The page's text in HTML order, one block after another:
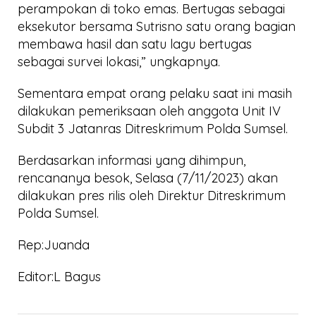
perampokan di toko emas. Bertugas sebagai
eksekutor bersama Sutrisno satu orang bagian
membawa hasil dan satu lagu bertugas
sebagai survei lokasi,” ungkapnya.
Sementara empat orang pelaku saat ini masih
dilakukan pemeriksaan oleh anggota Unit IV
Subdit 3 Jatanras Ditreskrimum Polda Sumsel.
Berdasarkan informasi yang dihimpun,
rencananya besok, Selasa (7/11/2023) akan
dilakukan pres rilis oleh Direktur Ditreskrimum
Polda Sumsel.
Rep:Juanda
Editor:L Bagus